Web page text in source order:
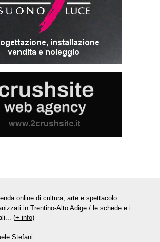
online di cultura, arte e spettacolo.
in Trentino-Alto Adige / le schede e i
(+ info)
Stefani